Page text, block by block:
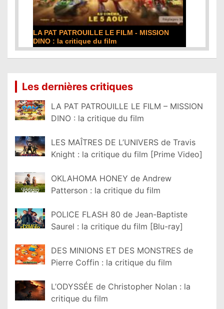
LA PAT PATROUILLE LE FILM - MISSION
DINO : la critique du film
Les dernières critiques
LA PAT PATROUILLE LE FILM – MISSION
DINO : la critique du film
LES MAÎTRES DE L’UNIVERS de Travis
Knight : la critique du film [Prime Video]
OKLAHOMA HONEY de Andrew
Patterson : la critique du film
POLICE FLASH 80 de Jean-Baptiste
Saurel : la critique du film [Blu-ray]
DES MINIONS ET DES MONSTRES de
Pierre Coffin : la critique du film
L’ODYSSÉE de Christopher Nolan : la
critique du film